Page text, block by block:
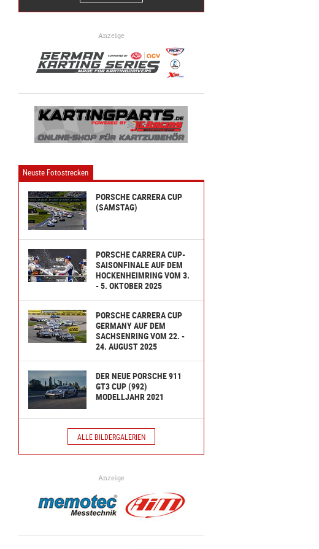
Anzeige
Neuste Fotostrecken
PORSCHE CARRERA CUP
(SAMSTAG)
PORSCHE CARRERA CUP-
SAISONFINALE AUF DEM
HOCKENHEIMRING VOM 3.
- 5. OKTOBER 2025
PORSCHE CARRERA CUP
GERMANY AUF DEM
SACHSENRING VOM 22. -
24. AUGUST 2025
DER NEUE PORSCHE 911
GT3 CUP (992)
MODELLJAHR 2021
ALLE BILDERGALERIEN
Anzeige